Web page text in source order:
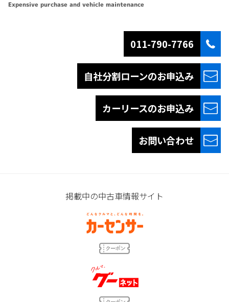
Expensive purchase and vehicle maintenance
011-790-7766
自社分割ローンのお申込み
カーリースのお申込み
お問い合わせ
掲載中の中古車情報サイト